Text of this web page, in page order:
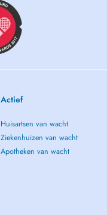
Actief
Huisartsen van wacht
Ziekenhuizen van wacht
Apotheken van wacht